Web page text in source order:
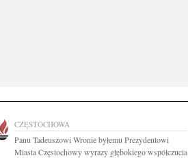
CZĘSTOCHOWA
Panu Tadeuszowi Wronie byłemu Prezydentowi
Miasta Częstochowy wyrazy głębokiego współczucia